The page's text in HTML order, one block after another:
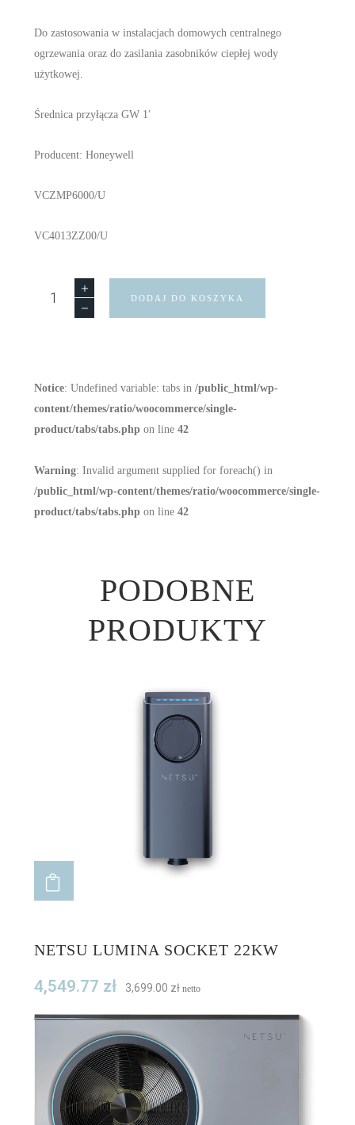
Do zastosowania w instalacjach domowych centralnego
ogrzewania oraz do zasilania zasobników ciepłej wody
użytkowej.
Średnica przyłącza GW 1′
Producent: Honeywell
VCZMP6000/U
VC4013ZZ00/U
DODAJ DO KOSZYKA
Notice: Undefined variable: tabs in /public_html/wp-
content/themes/ratio/woocommerce/single-
product/tabs/tabs.phpon line 42
Warning: Invalid argument supplied for foreach() in
/public_html/wp-content/themes/ratio/woocommerce/single-
product/tabs/tabs.phpon line 42
PODOBNE
PRODUKTY
NETSU LUMINA SOCKET 22KW
4,549.77 zł 3,699.00 złnetto